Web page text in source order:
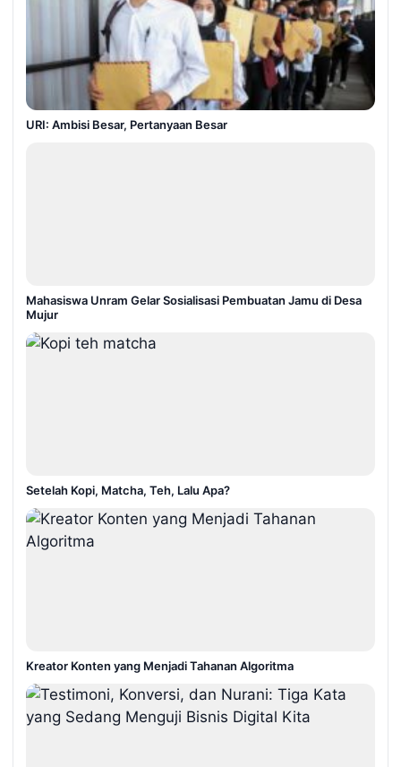
URI: Ambisi Besar, Pertanyaan Besar
Mahasiswa Unram Gelar Sosialisasi Pembuatan Jamu di Desa
Mujur
Setelah Kopi, Matcha, Teh, Lalu Apa?
Kreator Konten yang Menjadi Tahanan Algoritma